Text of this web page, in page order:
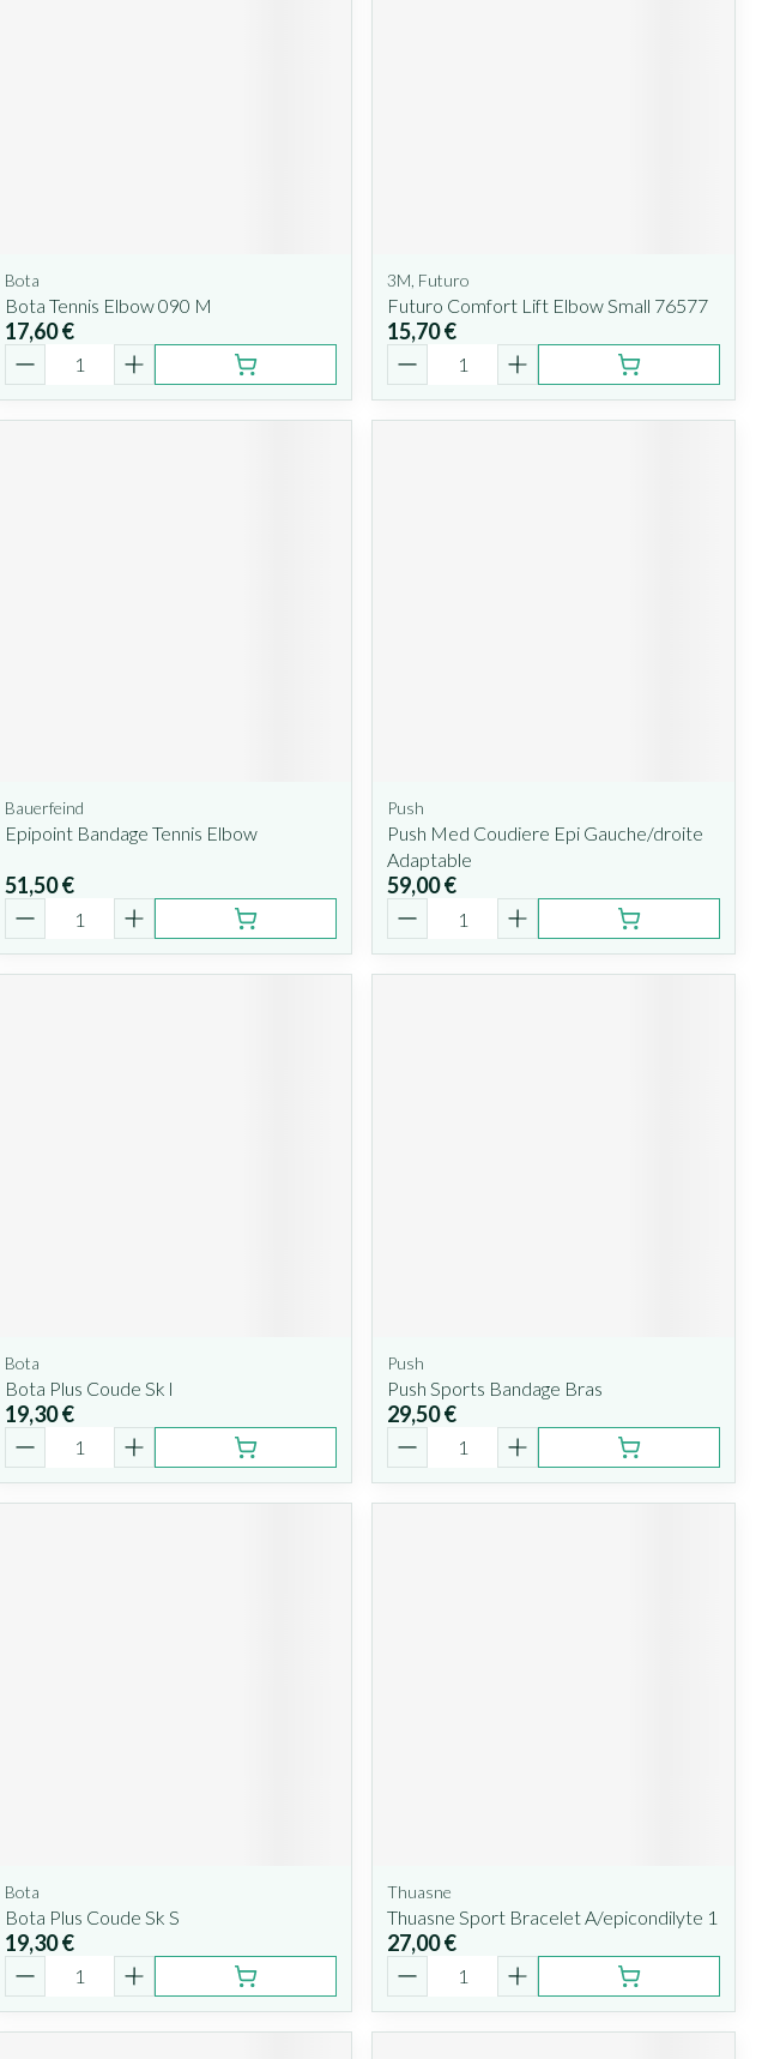
Bota
Bota Tennis Elbow 090 M
17,60 €
Quantité
3M, Futuro
Futuro Comfort Lift Elbow Small 76577
15,70 €
Quantité
Bauerfeind
Epipoint Bandage Tennis Elbow
51,50 €
Quantité
Push
Push Med Coudiere Epi Gauche/droite
Adaptable
59,00 €
Quantité
Bota
Bota Plus Coude Sk l
19,30 €
Quantité
Push
Push Sports Bandage Bras
29,50 €
Quantité
Bota
Bota Plus Coude Sk S
19,30 €
Quantité
Thuasne
Thuasne Sport Bracelet A/epicondilyte 1
27,00 €
Quantité